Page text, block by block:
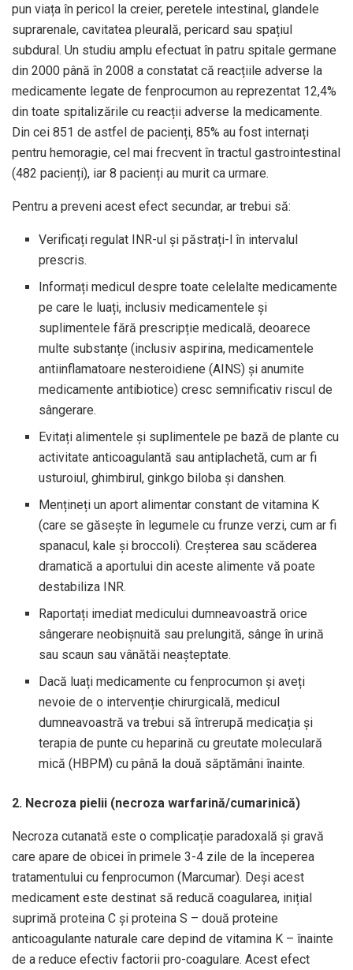
pun viața în pericol la creier, peretele intestinal, glandele
suprarenale, cavitatea pleurală, pericard sau spațiul
subdural. Un studiu amplu efectuat în patru spitale germane
din 2000 până în 2008 a constatat că reacțiile adverse la
medicamente legate de fenprocumon au reprezentat 12,4%
din toate spitalizările cu reacții adverse la medicamente.
Din cei 851 de astfel de pacienți, 85% au fost internați
pentru hemoragie, cel mai frecvent în tractul gastrointestinal
(482 pacienți), iar 8 pacienți au murit ca urmare.
Pentru a preveni acest efect secundar, ar trebui să:
Verificați regulat INR-ul și păstrați-l în intervalul
prescris.
Informați medicul despre toate celelalte medicamente
pe care le luați, inclusiv medicamentele și
suplimentele fără prescripție medicală, deoarece
multe substanțe (inclusiv aspirina, medicamentele
antiinflamatoare nesteroidiene (AINS) și anumite
medicamente antibiotice) cresc semnificativ riscul de
sângerare.
Evitați alimentele și suplimentele pe bază de plante cu
activitate anticoagulantă sau antiplachetă, cum ar fi
usturoiul, ghimbirul, ginkgo biloba și danshen.
Mențineți un aport alimentar constant de vitamina K
(care se găsește în legumele cu frunze verzi, cum ar fi
spanacul, kale și broccoli). Creșterea sau scăderea
dramatică a aportului din aceste alimente vă poate
destabiliza INR.
Raportați imediat medicului dumneavoastră orice
sângerare neobișnuită sau prelungită, sânge în urină
sau scaun sau vânătăi neașteptate.
Dacă luați medicamente cu fenprocumon și aveți
nevoie de o intervenție chirurgicală, medicul
dumneavoastră va trebui să întrerupă medicația și
terapia de punte cu heparină cu greutate moleculară
mică (HBPM) cu până la două săptămâni înainte.
2. Necroza pielii (necroza warfarină/cumarinică)
Necroza cutanată este o complicație paradoxală și gravă
care apare de obicei în primele 3-4 zile de la începerea
tratamentului cu fenprocumon (Marcumar). Deși acest
medicament este destinat să reducă coagularea, inițial
suprimă proteina C și proteina S – două proteine ​​
anticoagulante naturale care depind de vitamina K – înainte
de a reduce efectiv factorii pro-coagulare. Acest efect